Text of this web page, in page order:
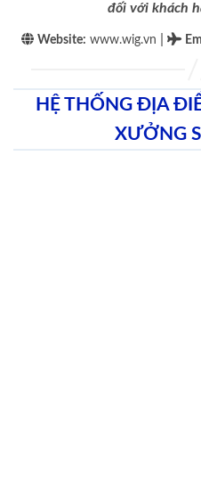
đối với khách
Website: www.wig.vn
HỆ THỐNG ĐỊA
XƯỞNG